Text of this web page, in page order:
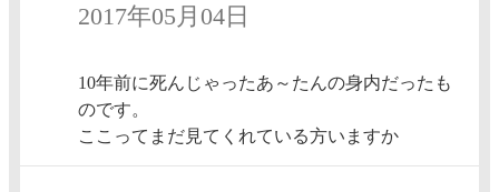
2017年05月04日
10年前に死んじゃったあ～たんの身内だったも
のです。
ここってまだ見てくれている方いますか